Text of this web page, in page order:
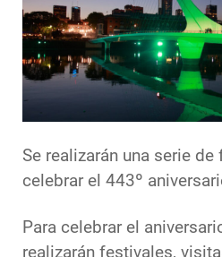
Se realizarán una serie
celebrar el 443º
Para celebrar el
realizarán festivales,